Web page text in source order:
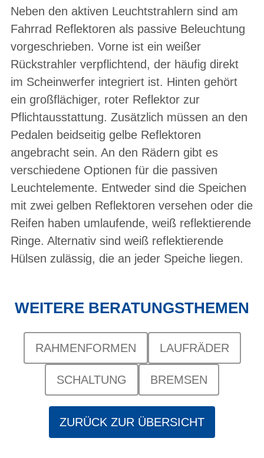
Neben den aktiven Leuchtstrahlern sind am
Fahrrad Reflektoren als passive Beleuchtung
vorgeschrieben. Vorne ist ein weißer
Rückstrahler verpflichtend, der häufig direkt
im Scheinwerfer integriert ist. Hinten gehört
ein großflächiger, roter Reflektor zur
Pflichtausstattung. Zusätzlich müssen an den
Pedalen beidseitig gelbe Reflektoren
angebracht sein. An den Rädern gibt es
verschiedene Optionen für die passiven
Leuchtelemente. Entweder sind die Speichen
mit zwei gelben Reflektoren versehen oder die
Reifen haben umlaufende, weiß reflektierende
Ringe. Alternativ sind weiß reflektierende
Hülsen zulässig, die an jeder Speiche liegen.
WEITERE BERATUNGSTHEMEN
RAHMENFORMEN LAUFRÄDER
SCHALTUNG BREMSEN
ZURÜCK ZUR ÜBERSICHT